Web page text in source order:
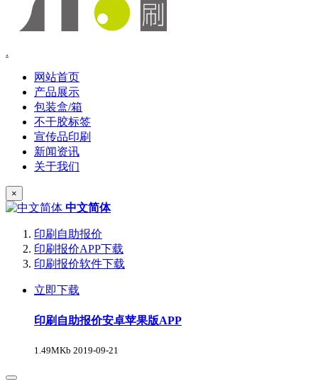
.
网站首页
产品展示
包装盒/箱
不干胶标签
宣传品印刷
新闻资讯
关于我们
×
中文简体
印刷自助报价
印刷报价APP下载
印刷报价软件下载
立即下载
印刷自助报价安卓苹果版APP
1.49MKb 2019-09-21